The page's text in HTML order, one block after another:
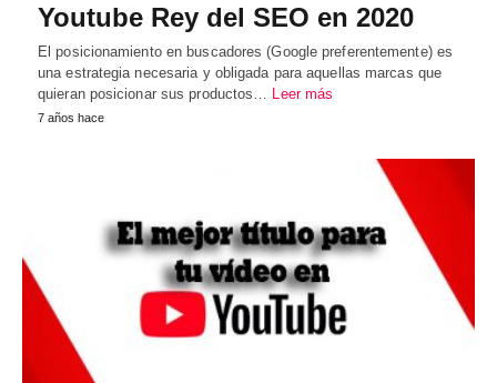
Youtube Rey del SEO en 2020
El posicionamiento en buscadores (Google preferentemente) es
una estrategia necesaria y obligada para aquellas marcas que
quieran posicionar sus productos…
Leer más
7 años hace